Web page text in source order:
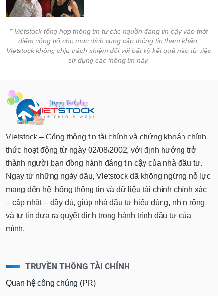
* Vietstock tổng hợp thông tin từ các nguồn đáng tin cậy vào thời
điểm công bố cho mục đích cung cấp thông tin tham khảo.
Vietstock không chịu trách nhiệm đối với bất kỳ kết quả nào từ việc
sử dụng các thông tin này.
Vietstock – Cổng thông tin tài chính và chứng khoán chính
thức hoạt động từ ngày 02/08/2002, với định hướng trở
thành người bạn đồng hành đáng tin cậy của nhà đầu tư.
Ngay từ những ngày đầu, Vietstock đã không ngừng nỗ lực
mang đến hệ thống thông tin và dữ liệu tài chính chính xác
– cập nhật – đầy đủ, giúp nhà đầu tư hiểu đúng, nhìn rộng
và tự tin đưa ra quyết định trong hành trình đầu tư của
mình.
TRUYỀN THÔNG TÀI CHÍNH
Quan hệ công chúng (PR)